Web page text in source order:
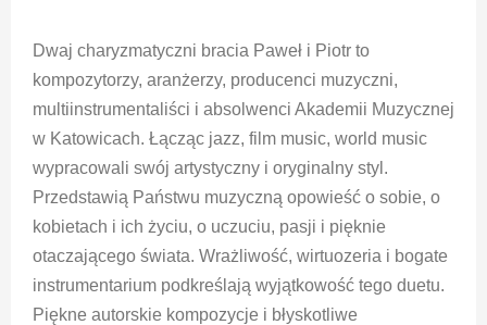
Dwaj charyzmatyczni bracia Paweł i Piotr to
kompozytorzy, aranżerzy, producenci muzyczni,
multiinstrumentaliści i absolwenci Akademii Muzycznej
w Katowicach. Łącząc jazz, film music, world music
wypracowali swój artystyczny i oryginalny styl.
Przedstawią Państwu muzyczną opowieść o sobie, o
kobietach i ich życiu, o uczuciu, pasji i pięknie
otaczającego świata. Wrażliwość, wirtuozeria i bogate
instrumentarium podkreślają wyjątkowość tego duetu.
Piękne autorskie kompozycje i błyskotliwe